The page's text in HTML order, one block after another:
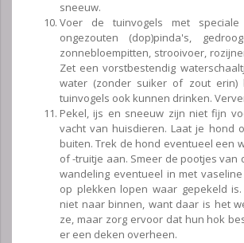
sneeuw.
Voer de tuinvogels met speciale
ongezouten (dop)pinda's,
zonnebloempitten, strooivoer,
Zet een vorstbestendig
water (zonder suiker of zout erin)
tuinvogels ook kunnen drinken.
Pekel, ijs en sneeuw zijn niet fijn
vacht van huisdieren. Laat je hond
buiten. Trek de hond eventueel een
of -truitje aan. Smeer de pootjes van
wandeling eventueel in met
op plekken lopen waar gepekeld
niet naar binnen, want daar is het
ze, maar zorg ervoor dat hun hok
er een deken overheen.